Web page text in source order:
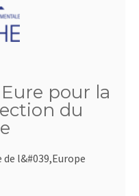
pour la
du
l&#039,Europe